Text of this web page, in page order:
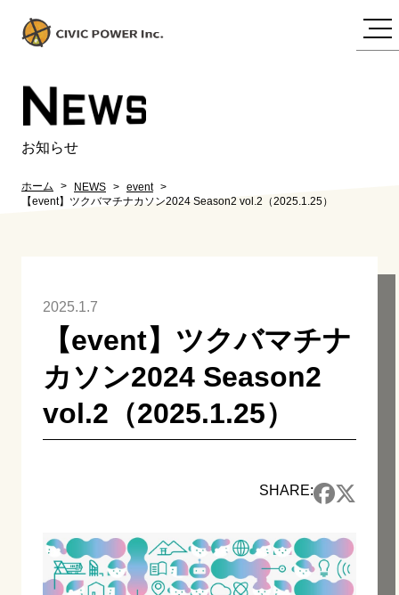
NEWS
お知らせ
ホーム NEWS
event
【event】ツクバマチナカソン2024 Season2 vol.2（2025.1.25）
2025.1.7
【event】ツクバマチナ
カソン2024 Season2
vol.2（2025.1.25）
SHARE: